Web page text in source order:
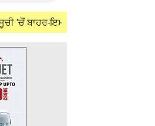
ਨਿਊਜ਼ੀਲੈਂਡ